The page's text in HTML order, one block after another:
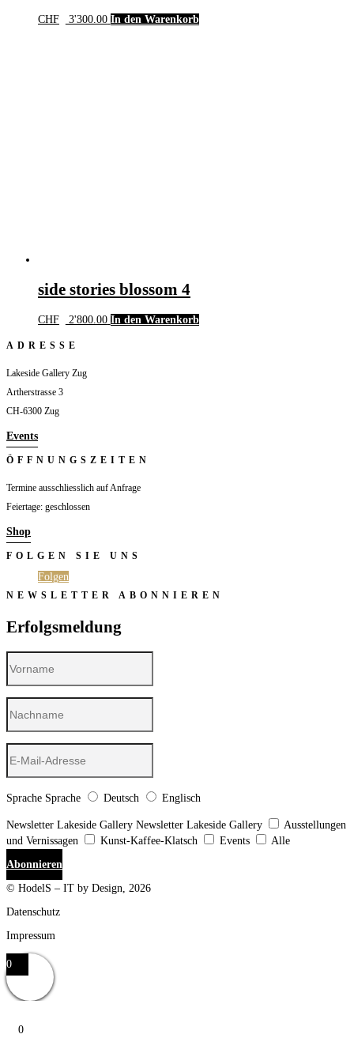
CHF 3'300.00 In den Warenkorb
side stories blossom 4
CHF 2'800.00 In den Warenkorb
ADRESSE
Lakeside Gallery Zug
Artherstrasse 3
CH-6300 Zug
Events
ÖFFNUNGSZEITEN
Termine ausschliesslich auf Anfrage
Feiertage: geschlossen
Shop
FOLGEN SIE UNS
Folgen
NEWSLETTER ABONNIEREN
Erfolgsmeldung
Sprache Sprache Deutsch Englisch
Newsletter Lakeside Gallery Newsletter Lakeside Gallery
Ausstellungen
und Vernissagen
Kunst-Kaffee-Klatsch Events
Alle
Abonnieren
© HodelS – IT by Design, 2026
Datenschutz
Impressum
0
0